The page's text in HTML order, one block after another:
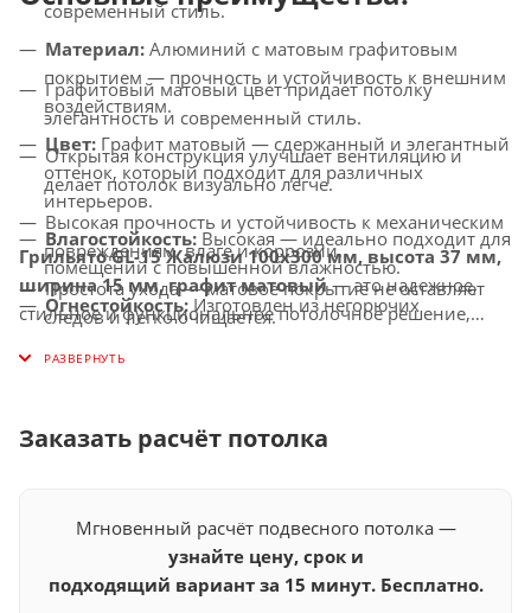
современный стиль.
Материал: Алюминий с матовым графитовым
покрытием — прочность и устойчивость к внешним
воздействиям.
Цвет: Графит матовый — сдержанный и элегантный
оттенок, который подходит для различных
интерьеров.
Влагостойкость: Высокая — идеально подходит для
помещений с повышенной влажностью.
Огнестойкость: Изготовлен из негорючих
материалов, соответствует современным стандартам
безопасности.
сочетается с LED-светильниками и другими
осветительными системами.
Графитовый матовый цвет придает потолку
элегантность и современный стиль.
Открытая конструкция улучшает вентиляцию и
делает потолок визуально легче.
Высокая прочность и устойчивость к механическим
повреждениям, влаге и коррозии.
Простота ухода — матовое покрытие не оставляет
следов и легко очищается.
Универсальное применение — подходит для
Грильято GL-15 Жалюзи 100x300 мм, высота 37 мм,
ширина 15 мм, графит матовый— это надежное,
стильное и функциональное потолочное решение,
пространство и долговечность.
Заказать расчёт потолка
Мгновенный расчёт подвесного потолка —
узнайте цену, срок и
подходящий вариант за 15 минут. Бесплатно.